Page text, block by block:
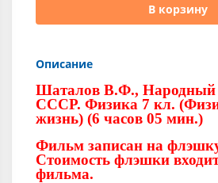
В корзину
Описание
Шаталов В.Ф., Народный
СССР. Физика 7 кл.
жизнь) (6 часов 05 мин.)
Фильм записан на
Стоимость флэшки
фильма.